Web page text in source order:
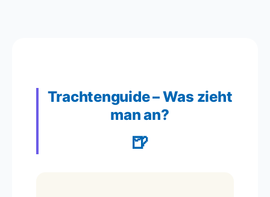
Trachtenguide – Was zieht
man an?